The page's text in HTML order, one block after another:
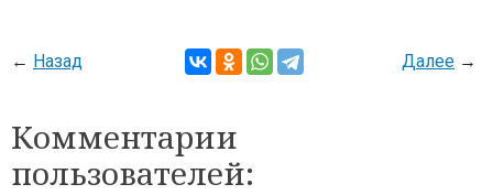
← Назад Далее →
Комментарии
пользователей: